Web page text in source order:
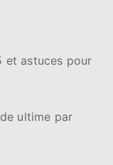
et astuces pour
ultime par